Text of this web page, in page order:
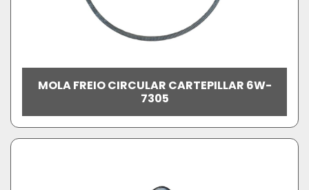
MOLA FREIO CIRCULAR CARTEPILLAR 6W-
7305